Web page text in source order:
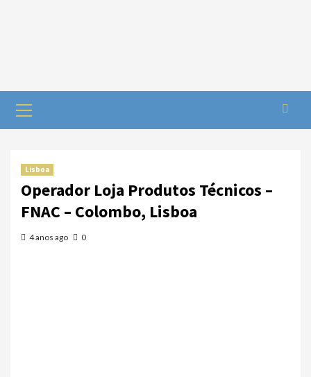
Lisboa
Operador Loja Produtos Técnicos –
FNAC – Colombo, Lisboa
4 anos ago 0